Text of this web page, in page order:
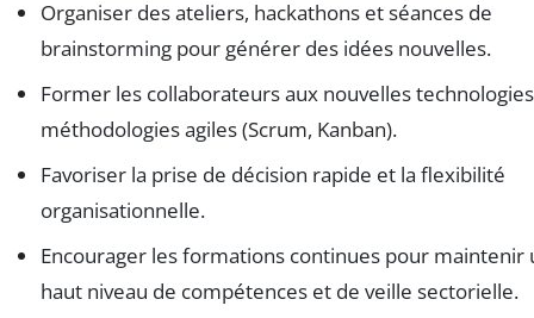
Organiser des ateliers, hackathons et séances de
brainstorming pour générer des idées nouvelles.
Former les collaborateurs aux nouvelles
méthodologies agiles (Scrum, Kanban).
Favoriser la prise de décision rapide et la flexibilité
organisationnelle.
Encourager les formations continues pour maintenir
haut niveau de compétences et de veille sectorielle.